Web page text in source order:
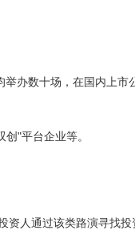
办数十场，在国内上市
"平台企业等。
人通过该类路演寻找投